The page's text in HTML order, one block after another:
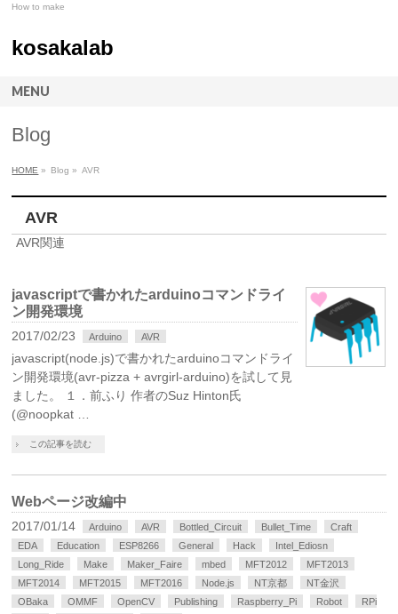
How to make
kosakalab
MENU
Blog
HOME » Blog » AVR
AVR
AVR関連
javascriptで書かれたarduinoコマンドライ
ン開発環境
2017/02/23 Arduino AVR
javascript(node.js)で書かれたarduinoコマンドライ
ン開発環境(avr-pizza + avrgirl-arduino)を試して見
ました。 １．前ふり 作者のSuz Hinton氏
(@noopkat …
この記事を読む
Webページ改編中
2017/01/14 Arduino AVR Bottled_Circuit Bullet_Time
Craft
EDA
Education ESP8266 General Hack
Intel_Ediosn
Long_Ride
Make Maker_Faire mbed MFT2012
MFT2013
MFT2014
MFT2015 MFT2016 Node.js NT京都
NT金沢
OBaka
OMMF OpenCV Publishing Raspberry_Pi Robot
RPi